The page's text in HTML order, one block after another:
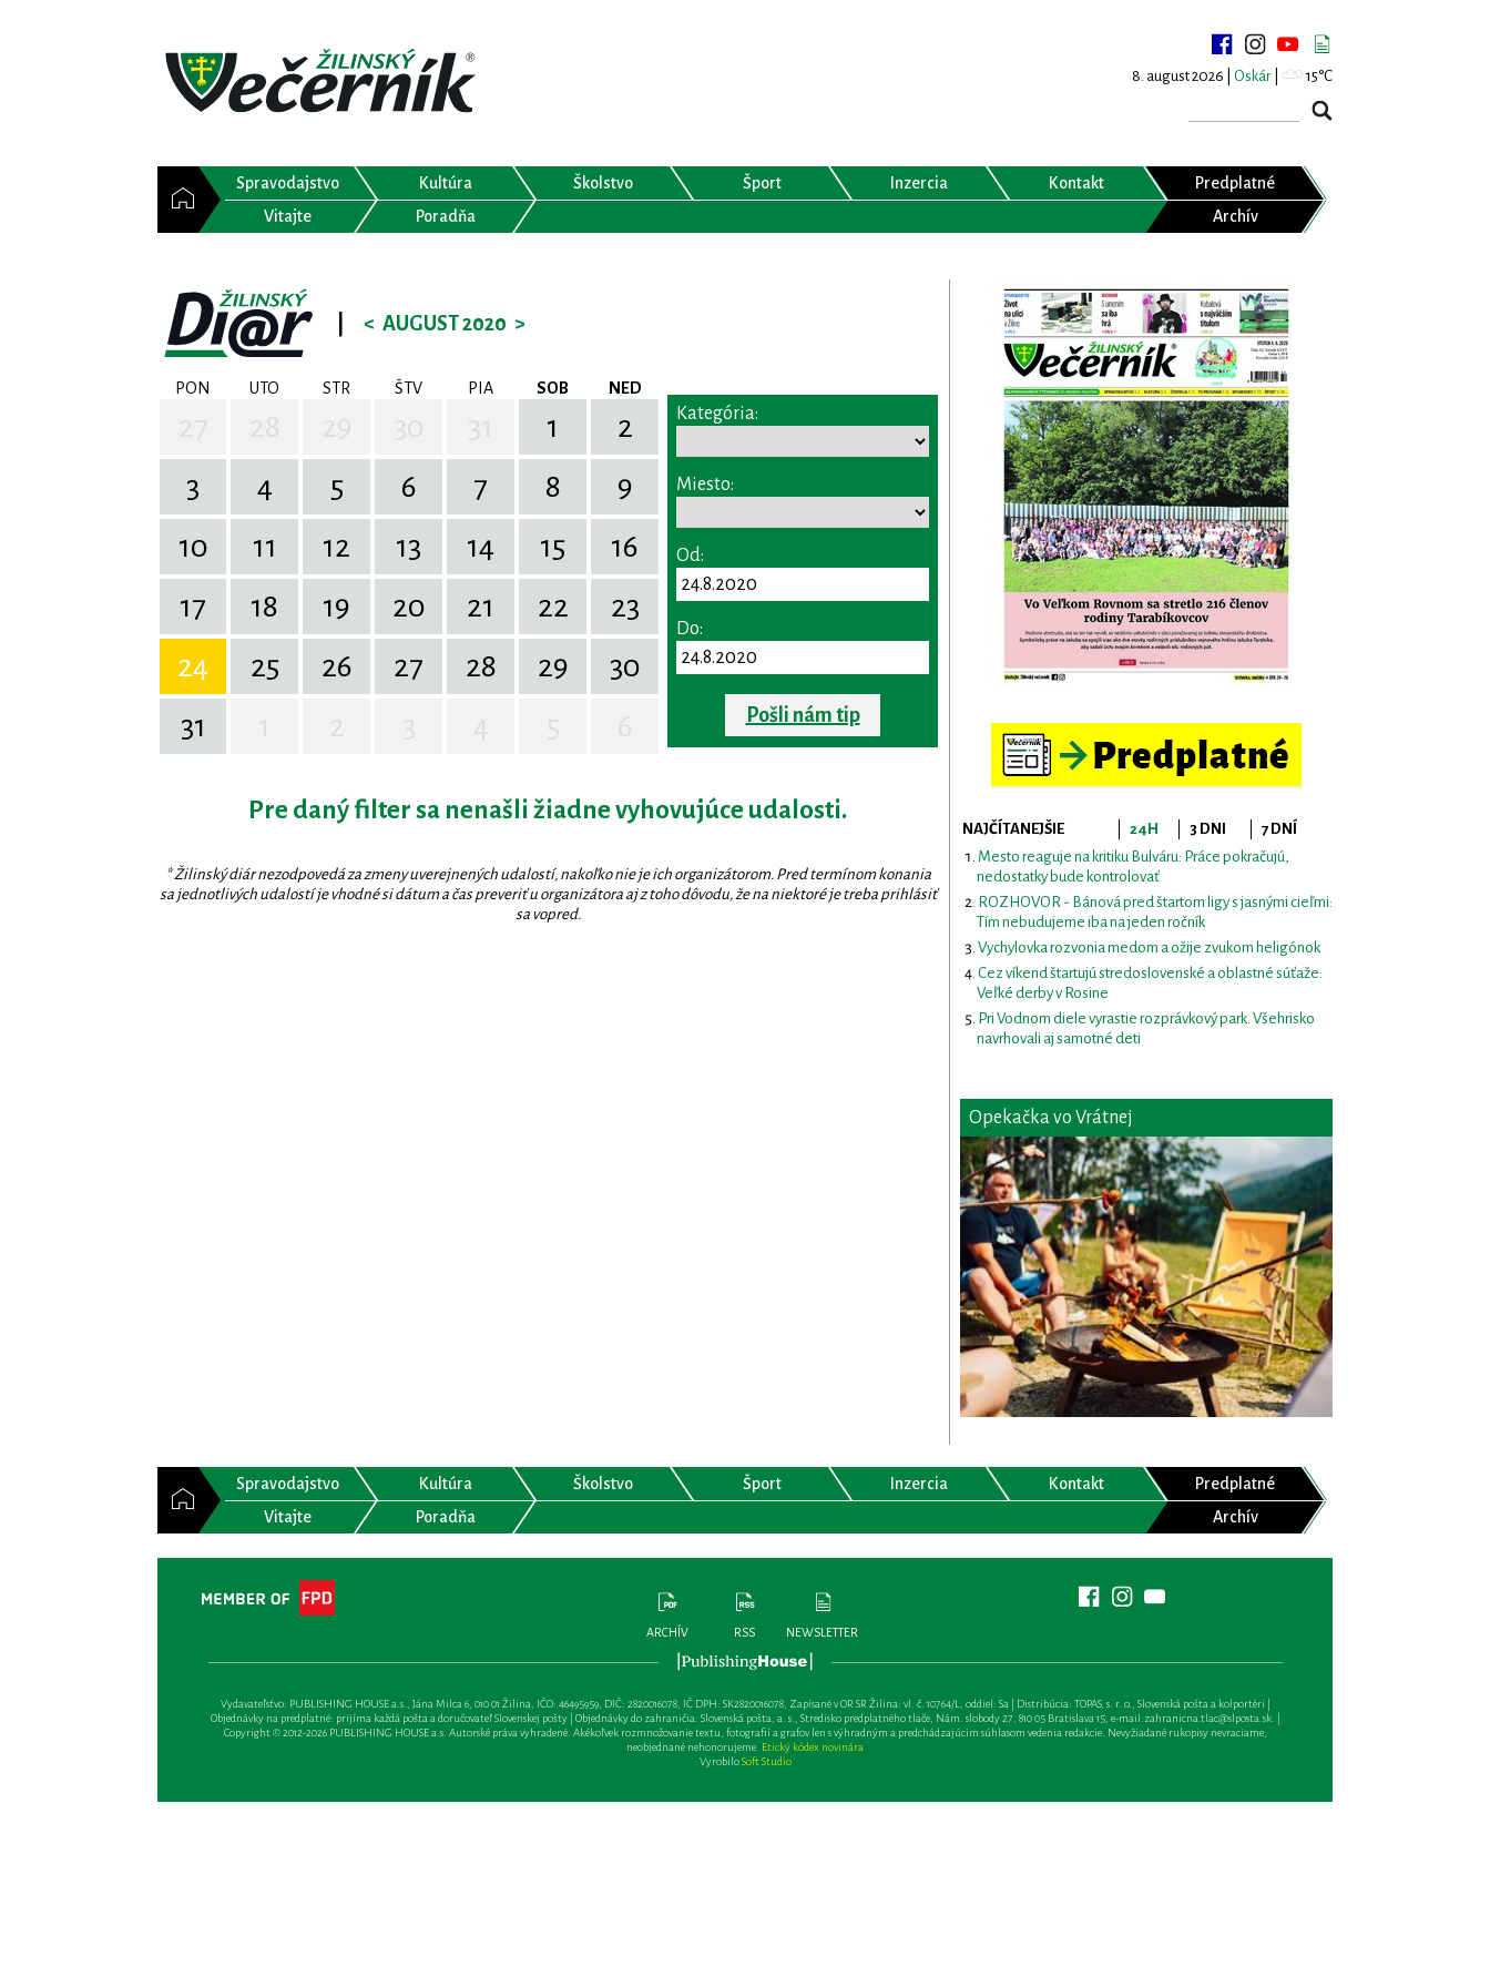
8. august 2026 | Oskár 15°C
Spravodajstvo Kultúra Školstvo Šport Inzercia Kontakt
Predplatné
Vitajte
Poradňa Archív
< AUGUST 2020 >
PON UTO STR ŠTV PIA SOB NED
1
2
3
4 5 6 7 8
9
10
11 12 13 14 15
16
17
18 19 20 21 22
23
24
25 26 27 28 29
30
31
Kategória:
Miesto:
Od:
Do:
Pošli nám tip
Pre daný filter sa nenašli žiadne vyhovujúce udalosti.
* Žilinský diár nezodpovedá za zmeny uverejnených udalostí, nakoľko nie je ich organizátorom. Pred termínom konania
sa jednotlivých udalostí je vhodné si dátum a čas preveriť u organizátora aj z toho dôvodu, že na niektoré je treba prihlásiť
sa vopred.
NAJČÍTANEJŠIE 24H 3 DNI
7 DNÍ
Mesto reaguje na kritiku Bulváru: Práce pokračujú,
nedostatky bude kontrolovať
ROZHOVOR - Bánová pred štartom ligy s jasnými cieľmi:
Tím nebudujeme iba na jeden ročník
Vychylovka rozvonia medom a ožije zvukom heligónok
Cez víkend štartujú stredoslovenské a oblastné súťaže:
Veľké derby v Rosine
Pri Vodnom diele vyrastie rozprávkový park. Všehrisko
navrhovali aj samotné deti
Opekačka vo Vrátnej
Spravodajstvo Kultúra Školstvo Šport Inzercia Kontakt
Predplatné
Vitajte
Poradňa Archív
ARCHÍV RSS NEWSLETTER
Vydavateľsťvo: PUBLISHING HOUSE a.s., Jána Milca 6, 010 01 Žilina, IČO: 46495959, DIČ: 2820016078, IČ DPH: SK2820016078, Zapísané v OR SR Žilina: vl. č. 10764/L, oddiel: Sa | Distribúcia: TOPAS, s. r. o., Slovenská pošta a kolportéri |
Objednávky na predplatné: prijíma každá pošta a doručovateľ Slovenskej pošty | Objednávky do zahraničia: Slovenská pošta, a. s., Stredisko predplatného tlače, Nám. slobody 27, 810 05 Bratislava 15, e-mail:zahranicna.tlac@slposta.sk. |
Copyright © 2012-2026 PUBLISHING HOUSE a.s. Autorské práva vyhradené. Akékoľvek rozmnožovanie textu, fotografií a grafov len s výhradným a predchádzajúcim súhlasom vedenia redakcie. Nevyžiadané rukopisy nevraciame,
neobjednané nehonorujeme. Etický kódex novinára
VyrobiloSoft Studio